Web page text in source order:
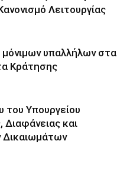
Λειτουργίας
υπαλλήλων στα
Κράτησης
του Υπουργείου
Διαφάνειας και